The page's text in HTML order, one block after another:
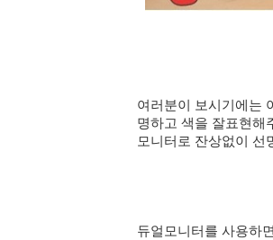
여러분이 보시기에는
명하고 색을 잘표현해
모니터로 잔상없이 선
듀얼모니터를 사용하